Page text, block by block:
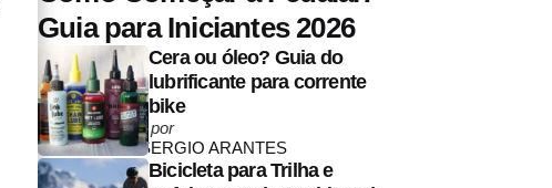
Guia para Iniciantes 2026
Cera ou óleo? Guia do
lubrificante para corrente
bike
Posted
by
por
SERGIO ARANTES
Bicicleta para Trilha e